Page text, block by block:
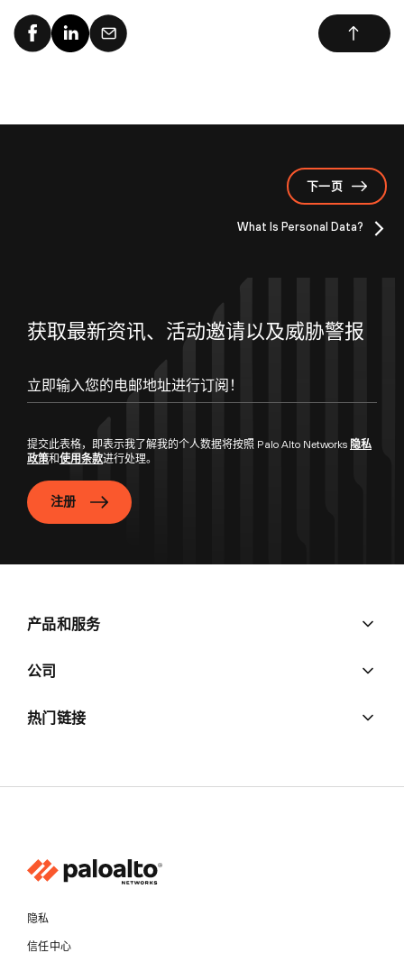
下一页
What Is Personal Data?
获取最新资讯、活动邀请以及威胁警报
提交此表格，即表示我了解我的个人数据将按照 Palo Alto Networks 隐私
政策和使用条款进行处理。
注册
产品和服务
公司
热门链接
隐私
信任中心